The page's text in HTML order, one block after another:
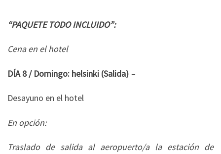
“PAQUETE TODO INCLUIDO”:
Cena en el hotel
DÍA 8 / Domingo: helsinki (Salida) –
Desayuno en el hotel
En opción:
Traslado de salida al aeropuerto/a la estación de